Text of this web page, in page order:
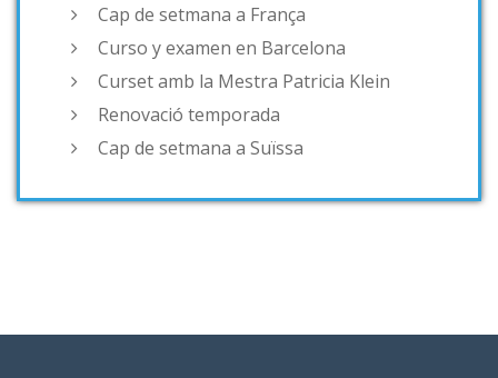
Cap de setmana a França
Curso y examen en Barcelona
Curset amb la Mestra Patricia Klein
Renovació temporada
Cap de setmana a Suïssa